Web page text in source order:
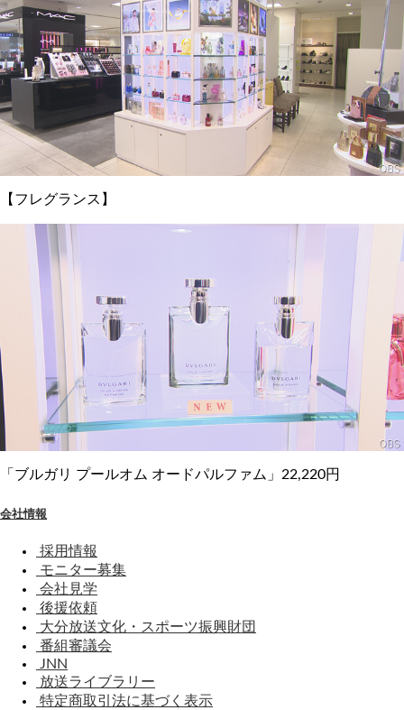
【フレグランス】
「ブルガリ プールオム オードパルファム」22,220円
会社情報
採用情報
モニター募集
会社見学
後援依頼
大分放送文化・スポーツ振興財団
番組審議会
JNN
放送ライブラリー
特定商取引法に基づく表示